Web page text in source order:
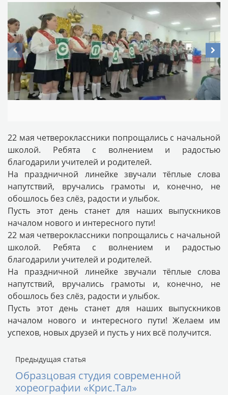
22 мая четвероклассники попрощались с начальной
школой. Ребята с волнением и радостью
благодарили учителей и родителей.
На праздничной линейке звучали тёплые слова
напутствий, вручались грамоты и, конечно, не
обошлось без слёз, радости и улыбок.
Пусть этот день станет для наших выпускников
началом нового и интересного пути!
22 мая четвероклассники попрощались с начальной
школой. Ребята с волнением и радостью
благодарили учителей и родителей.
На праздничной линейке звучали тёплые слова
напутствий, вручались грамоты и, конечно, не
обошлось без слёз, радости и улыбок.
Пусть этот день станет для наших выпускников
началом нового и интересного пути! Желаем им
успехов, новых друзей и пусть у них всё получится.
Предыдущая статья
Образцовая студия современной
хореографии «Крис.Тал»